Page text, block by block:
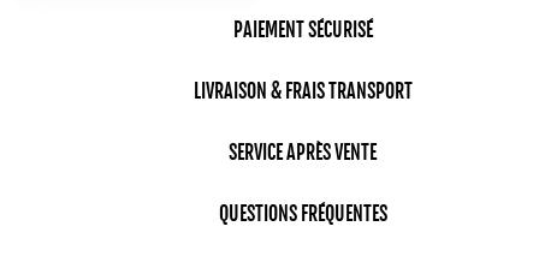
PAIEMENT SÉCURISÉ
LIVRAISON & FRAIS TRANSPORT
SERVICE APRÈS VENTE
QUESTIONS FRÉQUENTES